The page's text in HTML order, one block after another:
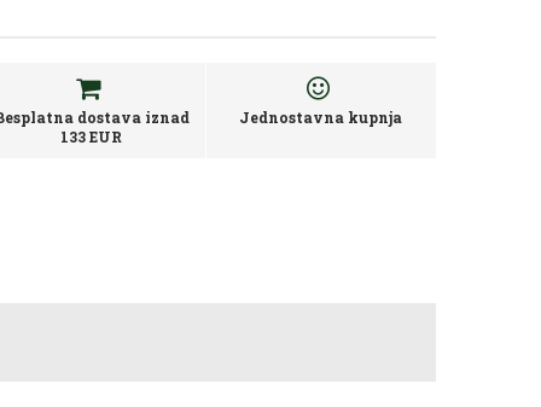
dostava iznad
133 EUR
Jednostavna kupnja